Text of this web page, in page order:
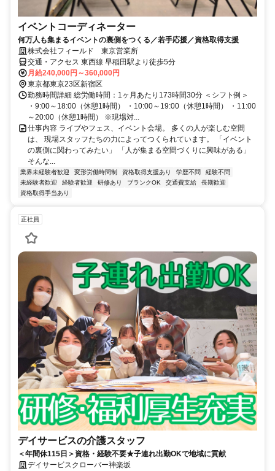
イベントコーディネーター
何万人も集まるイベントの裏側をつくる／若手応援／資格取得支援
株式会社フィールド 東京営業所
交通・アクセス 東西線 早稲田駅より徒歩5分
月給240,000円～360,000円
東京都東京23区新宿区
勤務時間詳細 総労働時間：1ヶ月あたり173時間30分 ＜シフト例＞
・9:00～18:00（休憩1時間） ・10:00～19:00（休憩1時間） ・11:00
～20:00（休憩1時間） ※現場対...
仕事内容 ライブやフェス、イベント会場。 多くの人が楽しむ空間
は、 現場スタッフたちの力によってつくられています。 「イベント
の裏側に関わってみたい」 「人が集まる空間づくりに興味がある」
そんな...
業界未経験者歓迎 変形労働時間制 資格取得支援あり 学歴不問
経験不問
未経験者歓迎
経験者歓迎 研修あり ブランクOK 交通費支給
長期歓迎
資格取得手当あり
正社員
デイサービスの介護スタッフ
＜年間休115日＞資格・経験不要★子連れ出勤OKで地域に貢献
デイサービスクローバー神楽坂